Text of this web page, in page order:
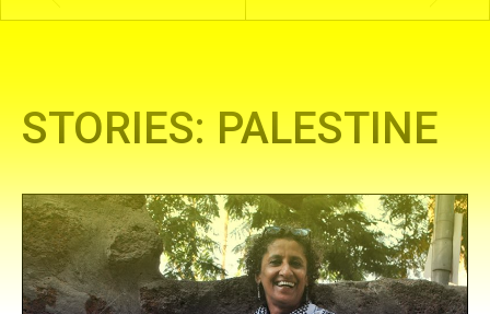
STORIES: PALESTINE